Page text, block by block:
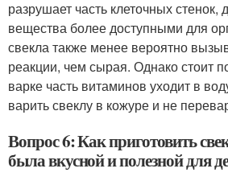
разрушает часть клеточных стенок,
вещества более доступными для
свекла также менее вероятно
реакции, чем сырая. Однако стоит
варке часть витаминов уходит в
варить свеклу в кожуре и не
Вопрос 6: Как приготовить
была вкусной и полезной для